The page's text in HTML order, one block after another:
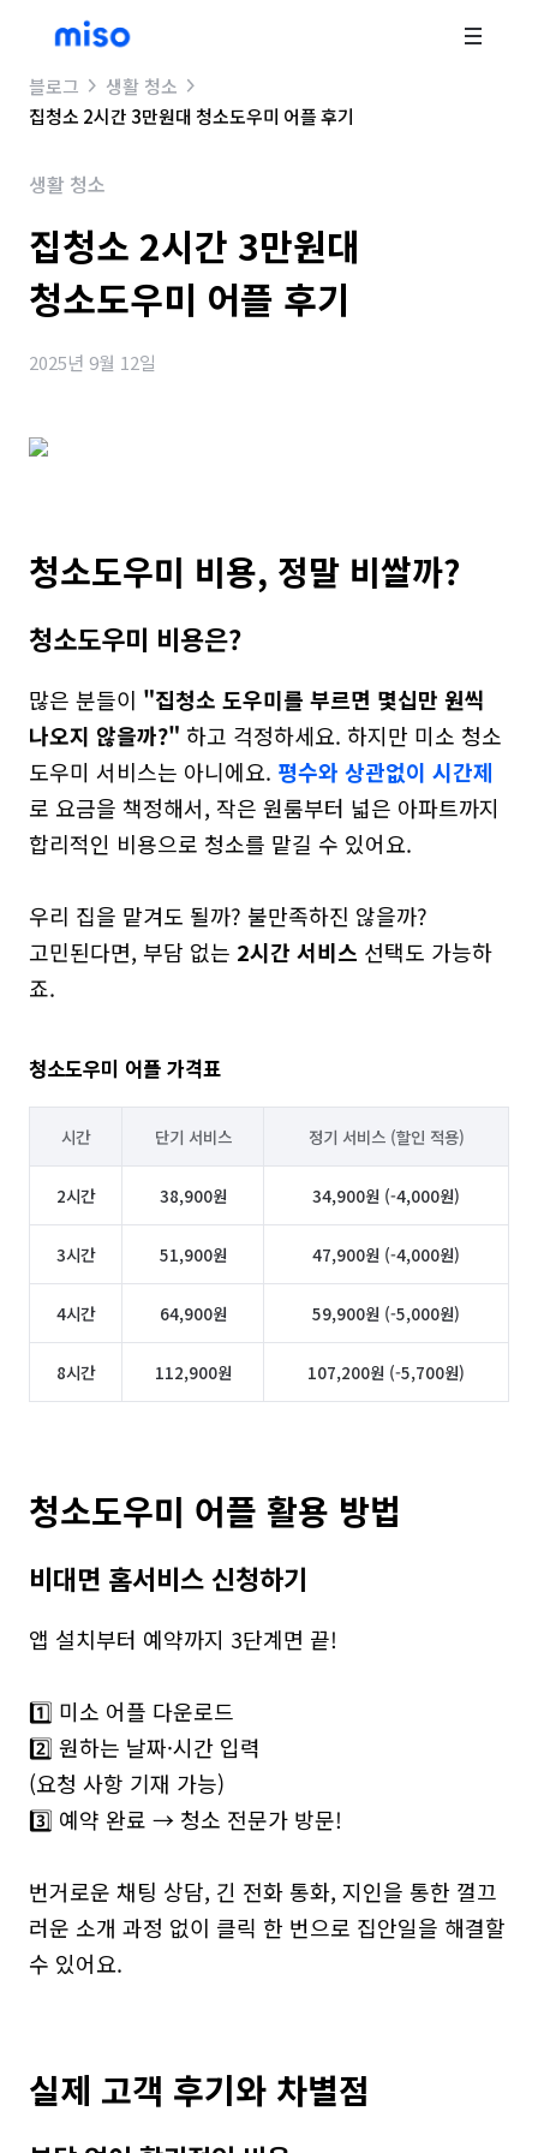
블로그
생활 청소
집청소 2시간 3만원대 청소도우미 어플 후기
생활 청소
집청소 2시간 3만원대
청소도우미 어플 후기
2025년 9월 12일
청소도우미 비용, 정말 비쌀까?
청소도우미 비용은?
많은 분들이 "집청소 도우미를 부르면 몇십만 원씩
나오지 않을까?" 하고 걱정하세요. 하지만 미소 청소
도우미 서비스는 아니에요. 평수와 상관없이 시간제
로 요금을 책정해서, 작은 원룸부터 넓은 아파트까지
합리적인 비용으로 청소를 맡길 수 있어요.
우리 집을 맡겨도 될까? 불만족하진 않을까?
고민된다면, 부담 없는 2시간 서비스 선택도 가능하
죠.
청소도우미 어플 가격표
시간 단기 서비스 정기 서비스 (할인 적용)
2시간 38,900원 34,900원 (-4,000원)
3시간 51,900원 47,900원 (-4,000원)
4시간 64,900원 59,900원 (-5,000원)
8시간 112,900원 107,200원 (-5,700원)
청소도우미 어플 활용 방법
비대면 홈서비스 신청하기
앱 설치부터 예약까지 3단계면 끝!
1️⃣ 미소 어플 다운로드
2️⃣ 원하는 날짜·시간 입력
(요청 사항 기재 가능)
3️⃣ 예약 완료 → 청소 전문가 방문!
번거로운 채팅 상담, 긴 전화 통화, 지인을 통한 껄끄
러운 소개 과정 없이 클릭 한 번으로 집안일을 해결할
실제 고객 후기와 차별점